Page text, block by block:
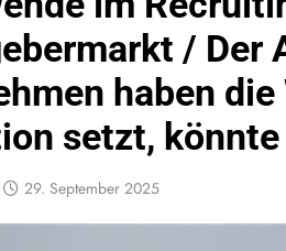
/ Der
haben
setzt,
29. September 2025